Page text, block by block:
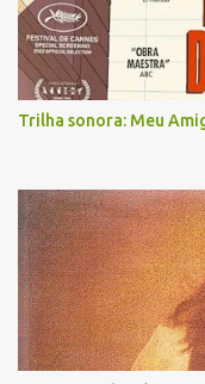
Trilha sonora: Meu